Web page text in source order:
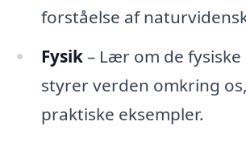
forståelse af
Fysik– Lær om de fysiske
styrer verden omkring
praktiske eksempler.